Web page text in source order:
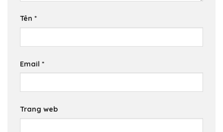
Tên *
Email *
Trang web